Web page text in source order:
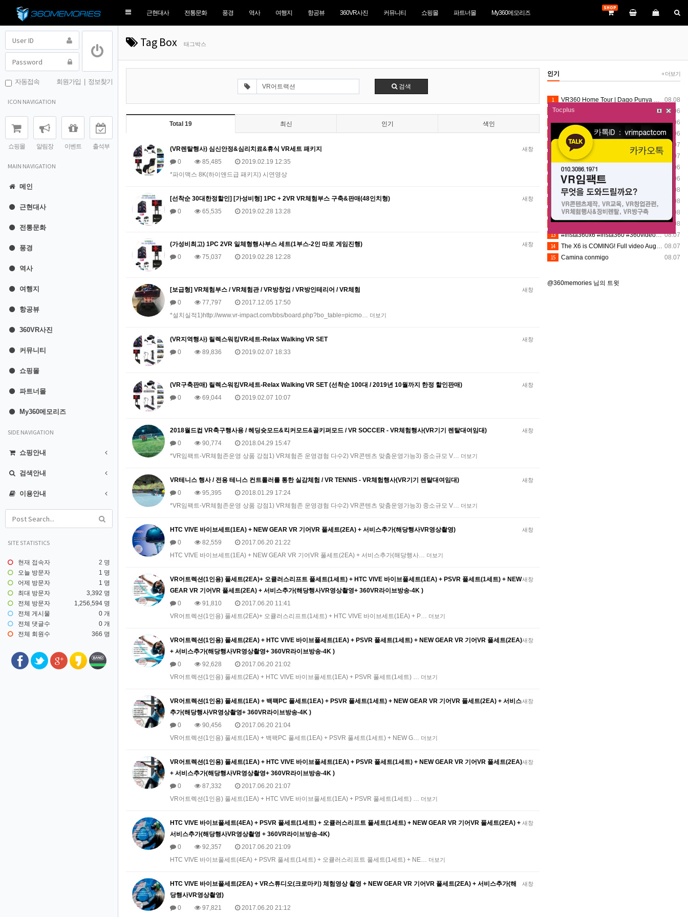
Toggle
SHOP
근현대사 전통문화 풍경 역사 여행지 항공뷰 360VR사진 커뮤니티 쇼핑몰 파트너몰 My360메모리즈
자동접속 회원가입 정보찾기
ICON NAVIGATION
쇼핑몰 알림장 이벤트 출석부
MAIN NAVIGATION
메인
근현대사
전통문화
풍경
역사
여행지
항공뷰
360VR사진
커뮤니티
쇼핑몰
파트너몰
My360메모리즈
SIDE NAVIGATION
쇼핑안내
검색안내
이용안내
SITE STATISTICS
현재 접속자
2 명
오늘 방문자
1 명
어제 방문자
1 명
최대 방문자
3,392 명
전체 방문자
1,256,594 명
전체 게시물
0 개
전체 댓글수
0 개
전체 회원수
366 명
Tag Box 태그박스
검색
Total 19 최신 인기 색인
새창
(VR렌탈행사) 심신안정&심리치료&휴식 VR세트 패키지
0
85,485
2019.02.19 12:35
*파이맥스 8K(하이앤드급 패키지) 시연영상
새창
[선착순 30대한정할인] [가성비형] 1PC + 2VR VR체험부스 구축&판매(48인치형)
0
65,535 2019.02.28 13:28
새창
(가성비최고) 1PC 2VR 일체형행사부스 세트(1부스-2인 따로 게임진행)
0
75,037 2019.02.28 12:28
새창
[보급형] VR체험부스 / VR체험관 / VR방창업 / VR방인테리어 / VR체험
0
77,797
2017.12.05 17:50
*설치실적1)http://www.vr-impact.com/bbs/board.php?bo_table=picmo… 더보기
새창
(VR지역행사) 릴렉스워킹VR세트-Relax Walking VR SET
0
89,836 2019.02.07 18:33
새창
(VR구축판매) 릴렉스워킹VR세트-Relax Walking VR SET (선착순 100대 / 2019년 10월까지 한정 할인판매)
0
69,044 2019.02.07 10:07
새창
2018월드컵 VR축구행사용 / 헤딩슛모드&킥커모드&골키퍼모드 / VR SOCCER - VR체험행사(VR기기 렌탈대여임대)
0
90,774
2018.04.29 15:47
*VR임팩트-VR체험존운영 상품 강점1) VR체험존 운영경험 다수2) VR콘텐츠 맞춤운영가능3) 중소규모 V… 더보기
새창
VR테니스 행사 / 전용 테니스 컨트롤러를 통한 실감체험 / VR TENNIS - VR체험행사(VR기기 렌탈대여임대)
0
95,395
2018.01.29 17:24
*VR임팩트-VR체험존운영 상품 강점1) VR체험존 운영경험 다수2) VR콘텐츠 맞춤운영가능3) 중소규모 V… 더보기
새창
HTC VIVE 바이브세트(1EA) + NEW GEAR VR 기어VR 풀세트(2EA) + 서비스추가(해당행사VR영상촬영)
0
82,559
2017.06.20 21:22
HTC VIVE 바이브세트(1EA) + NEW GEAR VR 기어VR 풀세트(2EA) + 서비스추가(해당행사… 더보기
새창
VR어트렉션(1인용) 풀세트(2EA)+ 오큘러스리프트 풀세트(1세트) + HTC VIVE 바이브풀세트(1EA) + PSVR 풀세트(1세트) + NEW
GEAR VR 기어VR 풀세트(2EA) + 서비스추가(해당행사VR영상촬영+ 360VR라이브방송-4K )
0
91,810
2017.06.20 11:41
VR어트렉션(1인용) 풀세트(2EA)+ 오큘러스리프트(1세트) + HTC VIVE 바이브세트(1EA) + P… 더보기
새창
VR어트렉션(1인용) 풀세트(2EA) + HTC VIVE 바이브풀세트(1EA) + PSVR 풀세트(1세트) + NEW GEAR VR 기어VR 풀세트(2EA)
+ 서비스추가(해당행사VR영상촬영+ 360VR라이브방송-4K )
0
92,628
2017.06.20 21:02
VR어트렉션(1인용) 풀세트(2EA) + HTC VIVE 바이브풀세트(1EA) + PSVR 풀세트(1세트) … 더보기
새창
VR어트렉션(1인용) 풀세트(1EA) + 백팩PC 풀세트(1EA) + PSVR 풀세트(1세트) + NEW GEAR VR 기어VR 풀세트(2EA) + 서비스
추가(해당행사VR영상촬영+ 360VR라이브방송-4K )
0
90,456
2017.06.20 21:04
VR어트렉션(1인용) 풀세트(1EA) + 백팩PC 풀세트(1EA) + PSVR 풀세트(1세트) + NEW G… 더보기
새창
VR어트렉션(1인용) 풀세트(1EA) + HTC VIVE 바이브풀세트(1EA) + PSVR 풀세트(1세트) + NEW GEAR VR 기어VR 풀세트(2EA)
+ 서비스추가(해당행사VR영상촬영+ 360VR라이브방송-4K )
0
87,332
2017.06.20 21:07
VR어트렉션(1인용) 풀세트(1EA) + HTC VIVE 바이브풀세트(1EA) + PSVR 풀세트(1세트) … 더보기
새창
HTC VIVE 바이브풀세트(4EA) + PSVR 풀세트(1세트) + 오큘러스리프트 풀세트(1세트) + NEW GEAR VR 기어VR 풀세트(2EA) +
서비스추가(해당행사VR영상촬영 + 360VR라이브방송-4K)
0
92,357
2017.06.20 21:09
HTC VIVE 바이브풀세트(4EA) + PSVR 풀세트(1세트) + 오큘러스리프트 풀세트(1세트) + NE… 더보기
새창
HTC VIVE 바이브풀세트(2EA) + VR스튜디오(크로마키) 체험영상 촬영 + NEW GEAR VR 기어VR 풀세트(2EA) + 서비스추가(해
당행사VR영상촬영)
0
97,821 2017.06.20 21:12
인기 + 더보기
08.08
1
VR360 Home Tour | Dago Punya Hidden Gem Baru! Keliling Smart Valley Dago Cek Progress Terbaru Part 2
08.06
2
宜花DOC【VR360數位走讀】新城老街
08.06
3
[EN]【360°VR】Hodosan Shrine VR360 Walk | Chichibu Three Shrines Part 1
08.06
Inside the World’s Tallest Indoor Waterfall | Jewel Changi Rain Vortex | 8K VR360
08.07
जय शंभू #shortsverity​ #verityminecraft​ #veritymod​ #360​ #360video​ #VR​ #vr360​ #360vr​ #vrvideo​
08.07
08.06
URS Mubarak coming son#verity #verityminecraft #veritymod #360video #VR #vr360 #vrvideo #growyoutube
08.06
Teriak-teriak dikejar Alien
08.08
#360degree#video#manalitrip
08.08
One Night! Two Events! Two Vibes! Flashback Friday
08.08
360-degree equirectangular video#360VR #VirtualReality #ImmersiveExperience #VRWorld #FutureTech
08.08
12
4 Channel Dash Cam 360° Car Video Recorder Black Box with Night Vision 24/7 Parking Monitor G-Senso
08.07
13
#insta360x6 #insta360 #360video #360camera
08.07
14
The X6 is COMING! Full video August 12th @insta360 @insta360_usa
08.07
15 Camina conmigo
@360memories 님의 트윗
Tocplus